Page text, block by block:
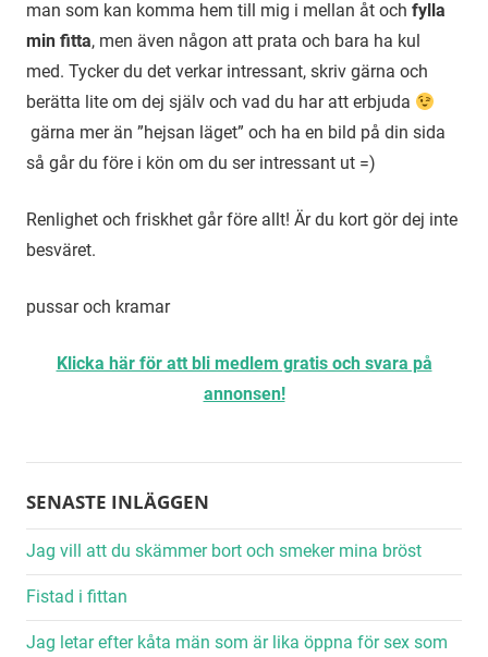
man som kan komma hem till mig i mellan åt och fylla
min fitta, men även någon att prata och bara ha kul
med. Tycker du det verkar intressant, skriv gärna och
berätta lite om dej själv och vad du har att erbjuda
gärna mer än ”hejsan läget” och ha en bild på din sida
så går du före i kön om du ser intressant ut =)
Renlighet och friskhet går före allt! Är du kort gör dej inte
besväret.
pussar och kramar
Klicka här för att bli medlem gratis och svara på
annonsen!
SENASTE INLÄGGEN
Jag vill att du skämmer bort och smeker mina bröst
Fistad i fittan
Jag letar efter kåta män som är lika öppna för sex som